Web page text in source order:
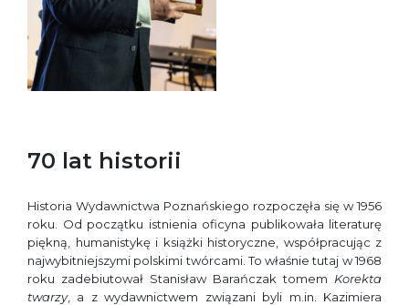
70 lat historii
Historia Wydawnictwa Poznańskiego rozpoczęła się w 1956
roku. Od początku istnienia oficyna publikowała literaturę
piękną, humanistykę i książki historyczne, współpracując z
najwybitniejszymi polskimi twórcami. To właśnie tutaj w 1968
roku zadebiutował Stanisław Barańczak tomem Korekta
twarzy, a z wydawnictwem związani byli m.in. Kazimiera